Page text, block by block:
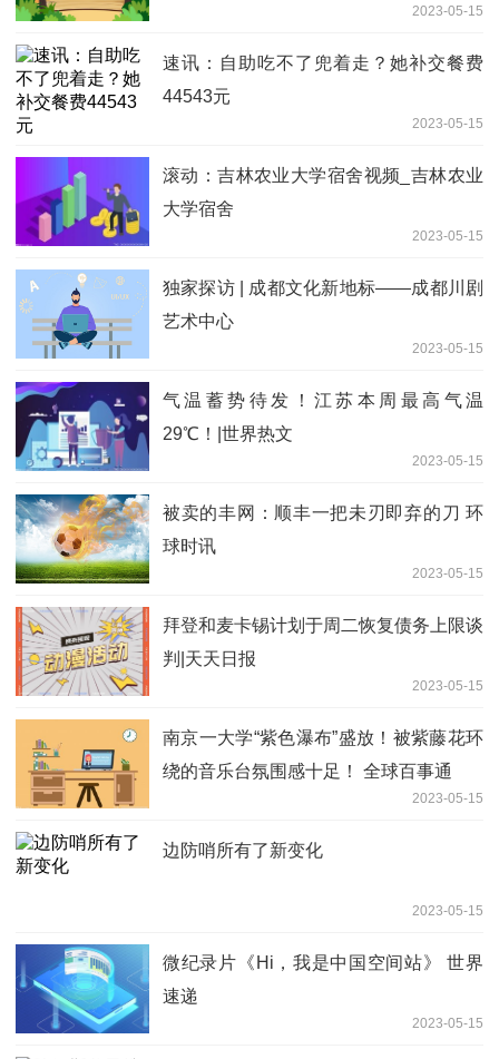
2023-05-15
速讯：自助吃不了兜着走？她补交餐费
44543元
2023-05-15
滚动：吉林农业大学宿舍视频_吉林农业
大学宿舍
2023-05-15
独家探访 | 成都文化新地标——成都川剧
艺术中心
2023-05-15
气温蓄势待发！江苏本周最高气温
29℃！|世界热文
2023-05-15
被卖的丰网：顺丰一把未刃即弃的刀 环
球时讯
2023-05-15
拜登和麦卡锡计划于周二恢复债务上限谈
判|天天日报
2023-05-15
南京一大学“紫色瀑布”盛放！被紫藤花环
绕的音乐台氛围感十足！ 全球百事通
2023-05-15
边防哨所有了新变化
2023-05-15
微纪录片《Hi，我是中国空间站》 世界
速递
2023-05-15